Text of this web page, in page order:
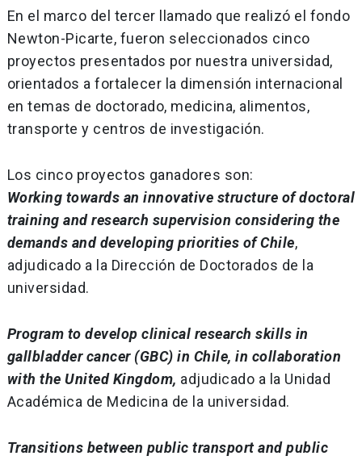
En el marco del tercer llamado que realizó el fondo
Newton-Picarte, fueron seleccionados cinco
proyectos presentados por nuestra universidad,
orientados a fortalecer la dimensión internacional
en temas de doctorado, medicina, alimentos,
transporte y centros de investigación.
Los cinco proyectos ganadores son:
Working towards an innovative structure of doctoral
training and research supervision considering the
demands and developing priorities of Chile,
adjudicado a la Dirección de Doctorados de la
universidad.
Program to develop clinical research skills in
gallbladder cancer (GBC) in Chile, in collaboration
with the United Kingdom, adjudicado a la Unidad
Académica de Medicina de la universidad.
Transitions between public transport and public